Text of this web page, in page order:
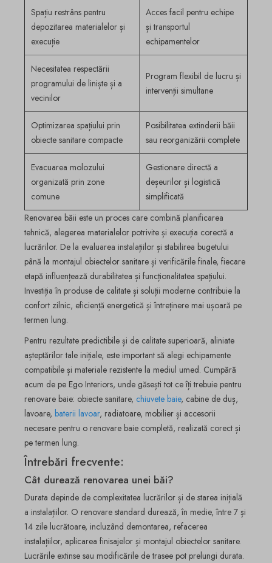
Spațiu restrâns pentru
depozitarea materialelor și
execuție
Acces facil pentru echipe
și transportul
echipamentelor
Necesitatea respectării
programului de liniște și a
vecinilor
Program flexibil de lucru și
intervenții simultane
Optimizarea spațiului prin
obiecte sanitare compacte
Posibilitatea extinderii băii
sau reorganizării complete
Evacuarea molozului
organizată prin zone
comune
Gestionare directă a
deșeurilor și logistică
simplificată
Renovarea băii este un proces care combină planificarea
tehnică, alegerea materialelor potrivite și execuția corectă a
lucrărilor. De la evaluarea instalațiilor și stabilirea bugetului
până la montajul obiectelor sanitare și verificările finale, fiecare
etapă influențează durabilitatea și funcționalitatea spațiului.
Investiția în produse de calitate și soluții moderne contribuie la
confort zilnic, eficiență energetică și întreținere mai ușoară pe
termen lung.
Pentru rezultate predictibile și de calitate superioară, aliniate
așteptărilor tale inițiale, este important să alegi echipamente
compatibile și materiale rezistente la mediul umed. Cumpără
acum de pe Ego Interiors, unde găsești tot ce îți trebuie pentru
renovare baie: obiecte sanitare, chiuvete baie, cabine de duș,
lavoare, baterii lavoar, radiatoare, mobilier și accesorii
necesare pentru o renovare baie completă, realizată corect și
pe termen lung.
Întrebări frecvente:
Cât durează renovarea unei băi?
Durata depinde de complexitatea lucrărilor și de starea inițială
a instalațiilor. O renovare standard durează, în medie, între 7 și
14 zile lucrătoare, incluzând demontarea, refacerea
instalațiilor, aplicarea finisajelor și montajul obiectelor sanitare.
Lucrările extinse sau modificările de trasee pot prelungi durata.